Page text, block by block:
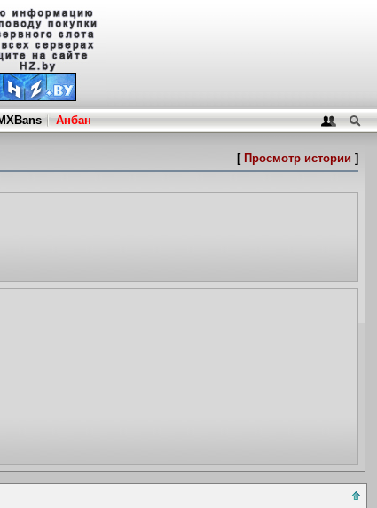
Анбан
[ Просмотр истории ]